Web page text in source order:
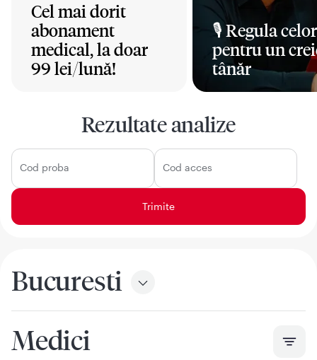
Cel mai dorit
abonament
medical, la doar
99 lei/lună!
🎙️ Regula
pentru un
tânăr
Rezultate analize
Cod proba Cod acces
Bucuresti
Medici